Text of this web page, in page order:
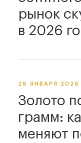
рынок
в 2026
26 ЯНВАРЯ 2026
Золото
грамм:
меняют